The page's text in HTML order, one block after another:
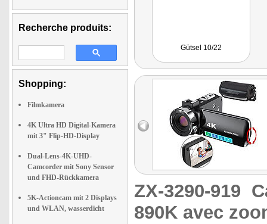
Recherche produits:
Shopping:
Filmkamera
4K Ultra HD Digital-Kamera
mit 3" Flip-HD-Display
Dual-Lens-4K-UHD-
Camcorder mit Sony Sensor
und FHD-Rückkamera
5K-Actioncam mit 2 Displays
und WLAN, wasserdicht
Gütsel 10/22
ZX-3290-919
890K avec